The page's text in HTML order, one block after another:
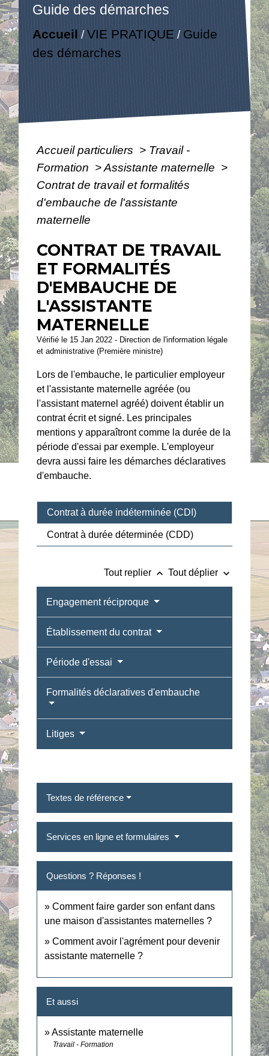
Guide des démarches
Accueil /VIE PRATIQUE / Guide
des démarches
Accueil particuliers > Travail -
Formation >Assistante maternelle >
Contrat de travail et formalités
d'embauche de l'assistante
maternelle
CONTRAT DE TRAVAIL
ET FORMALITÉS
D'EMBAUCHE DE
L'ASSISTANTE
MATERNELLE
Vérifié le 15 Jan 2022 - Direction de l'information légale
et administrative (Première ministre)
Lors de l'embauche, le particulier employeur
et l'assistante maternelle agréée (ou
l'assistant maternel agréé) doivent établir un
contrat écrit et signé. Les principales
mentions y apparaîtront comme la durée de la
période d'essai par exemple. L'employeur
devra aussi faire les démarches déclaratives
d'embauche.
Contrat à durée indéterminée (CDI)
Contrat à durée déterminée (CDD)
Tout replier keyboard_arrow_up Tout déplier keyboard_arrow_down
Engagement réciproque
Établissement du contrat
Période d'essai
Formalités déclaratives d'embauche
Litiges
Textes de référence
Services en ligne et formulaires
Questions ? Réponses !
Comment faire garder son enfant dans
une maison d'assistantes maternelles ?
Comment avoir l'agrément pour devenir
assistante maternelle ?
Et aussi
Assistante maternelle
Travail - Formation